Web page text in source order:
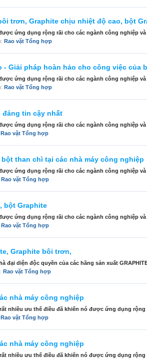
trơn, Graphite chịu nhiệt độ cao, bột
ứng dụng rộng rãi cho các ngành công nghiệp
Rao vặt Tổng hợp
Giải pháp hoàn hảo cho công việc của
ứng dụng rộng rãi cho các ngành công nghiệp
Rao vặt Tổng hợp
đáng tin cậy nhất
ứng dụng rộng rãi cho các ngành công nghiệp
Rao vặt Tổng hợp
than chì tại các nhà máy công nghiệp
ứng dụng rộng rãi cho các ngành công nghiệp
Rao vặt Tổng hợp
bột Graphite
ứng dụng rộng rãi cho các ngành công nghiệp
Rao vặt Tổng hợp
Graphite bôi trơn,
đại diện độc quyền của các hãng sản xuất
Rao vặt Tổng hợp
nhà máy công nghiệp
nhiều ưu thế điều đã khiến nó được ứng dụng
Rao vặt Tổng hợp
nhà máy công nghiệp
nhiều ưu thế điều đã khiến nó được ứng dụng